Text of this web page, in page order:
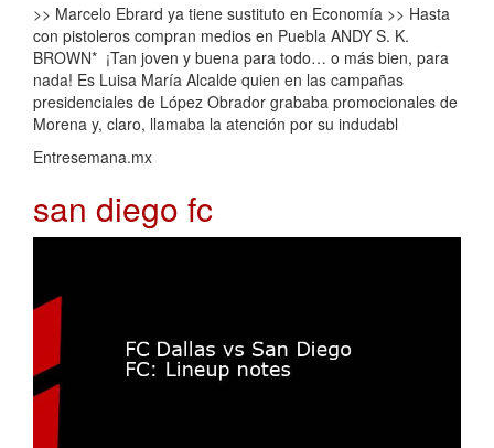
>> Marcelo Ebrard ya tiene sustituto en Economía >> Hasta
con pistoleros compran medios en Puebla ANDY S. K.
BROWN* ¡Tan joven y buena para todo… o más bien, para
nada! Es Luisa María Alcalde quien en las campañas
presidenciales de López Obrador grababa promocionales de
Morena y, claro, llamaba la atención por su indudabl
Entresemana.mx
san diego fc